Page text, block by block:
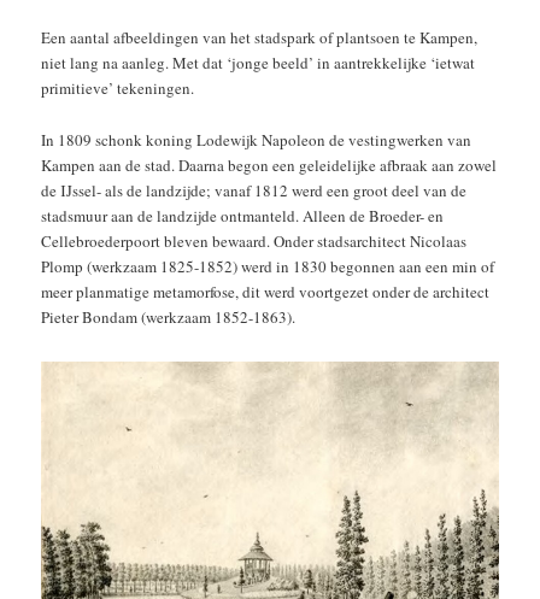
Een aantal afbeeldingen van het stadspark of plantsoen te Kampen,
niet lang na aanleg. Met dat ‘jonge beeld’ in aantrekkelijke ‘ietwat
primitieve’ tekeningen.
In 1809 schonk koning Lodewijk Napoleon de vestingwerken van
Kampen aan de stad. Daarna begon een geleidelijke afbraak aan zowel
de IJssel- als de landzijde; vanaf 1812 werd een groot deel van de
stadsmuur aan de landzijde ontmanteld. Alleen de Broeder- en
Cellebroederpoort bleven bewaard. Onder stadsarchitect Nicolaas
Plomp (werkzaam 1825-1852) werd in 1830 begonnen aan een min of
meer planmatige metamorfose, dit werd voortgezet onder de architect
Pieter Bondam (werkzaam 1852-1863).